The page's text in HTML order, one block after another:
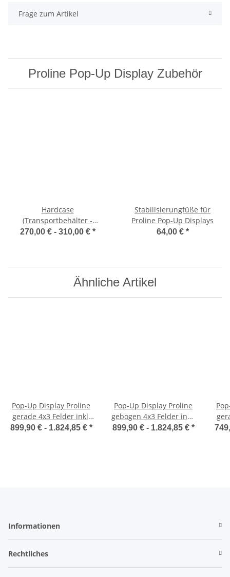
Frage zum Artikel
Proline Pop-Up Display Zubehör
Hardcase
(Transportbehälter -
Messetheke)
270,00 € - 310,00 € *
Stabilisierungfüße für
Proline Pop-Up Displays
64,00 € *
Ähnliche Artikel
Pop-Up Display Proline
gerade 4x3 Felder inkl.
umlaufender Druck
899,90 € - 1.824,85 € *
Pop-Up Display Proline
gebogen 4x3 Felder inkl.
umlaufender Druck
899,90 € - 1.824,85 € *
Informationen
Rechtliches